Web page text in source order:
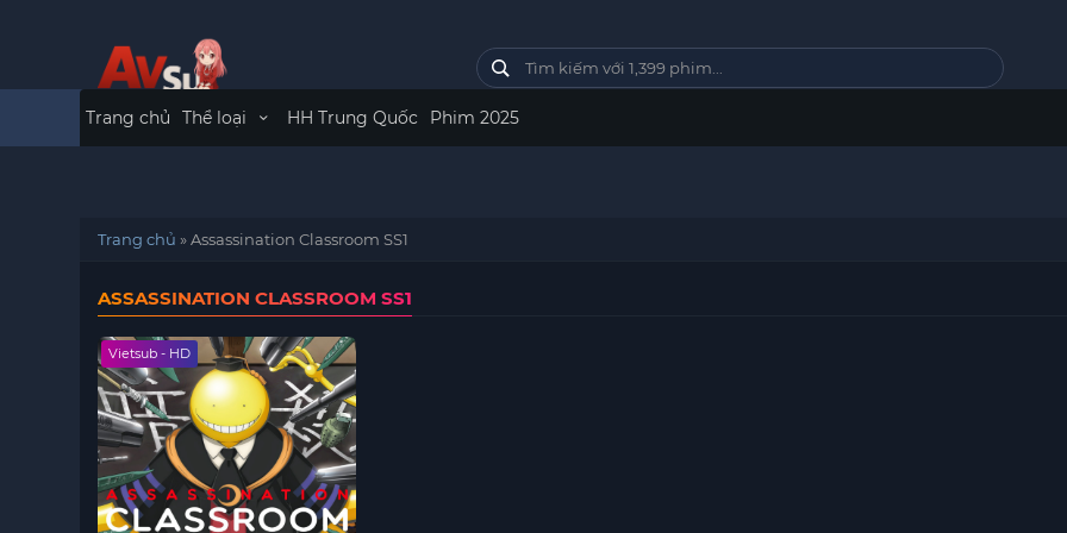
Trang chủ Thể loại HH Trung Quốc Phim 2025
Trang chủ »Assassination Classroom SS1
ASSASSINATION CLASSROOM SS1
Vietsub - HD